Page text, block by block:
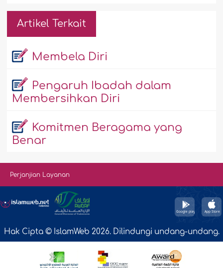
Artikel Terkait
Membela Diri
Pengaruh Ibadah dalam
Membersihkan Diri
Komitmen Beragama yang
Benar
Perjanjian Layanan
Hak Cipta © IslamWeb 2026. Dilindungi undang-undang.